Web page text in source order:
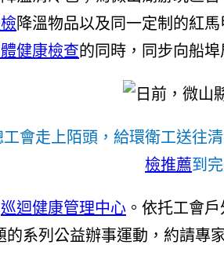
降溫物品以及同一定制的紅
健康檢查的同時，同步向船
會走上陌頭，給環衛工送往
檢推薦到
巡迴健康管理中心 。依托工會
的系列公益辦事運動，約請專